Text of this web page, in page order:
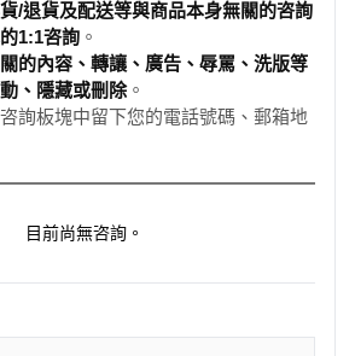
/退貨及配送等與商品本身無關的咨詢
1:1咨詢 。
關的內容、轉讓、廣告、辱罵、洗版等
、隱藏或刪除。
詢板塊中留下您的電話號碼、郵箱地
目前尚無咨詢。